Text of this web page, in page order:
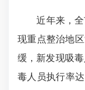
近年来，全
现重点整治地
缓，新发现吸
毒人员执行率